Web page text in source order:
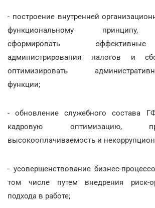
- построение внутренней
функциональному принципу,
сформировать
администрирования налогов и
оптимизировать
функции;
- обновление служебного состава
кадровую оптимизацию,
высокооплачиваемость и
- усовершенствование бизнес-
том числе путем внедрения риск-
подхода в работе;